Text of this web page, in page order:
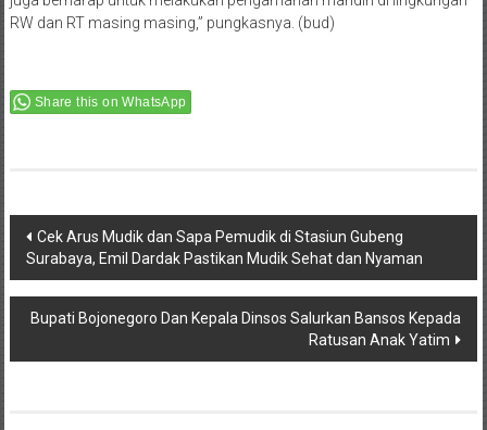
RW dan RT masing masing,” pungkasnya. (bud)
Share this on WhatsApp
Post
navigation
Cek Arus Mudik dan Sapa Pemudik di Stasiun Gubeng
Surabaya, Emil Dardak Pastikan Mudik Sehat dan Nyaman
Bupati Bojonegoro Dan Kepala Dinsos Salurkan Bansos Kepada
Ratusan Anak Yatim